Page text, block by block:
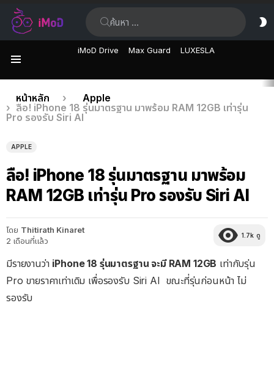
iMoD Drive Max Guard LUXESLA
เรื่อง
ล่าสุด
คุณอยู่ที่นี่:
หน้าหลัก
Apple
ลือ! iPhone 18 รุ่นมาตรฐาน มาพร้อม RAM 12GB เท่ารุ่น
Pro รองรับ Siri AI
APPLE
ลือ! iPhone 18 รุ่นมาตรฐาน มาพร้อม
RAM 12GB เท่ารุ่น Pro รองรับ Siri AI
โดย Thitirath Kinaret
2 เดือนที่แล้ว
1.7k ดู
มีรายงานว่า iPhone 18 รุ่นมาตรฐาน จะมี RAM 12GB เท่ากับรุ่น
Pro ขายราคาเท่าเดิม เพื่อรองรับ Siri AI ขณะที่รุ่นก่อนหน้า ไม่
รองรับ